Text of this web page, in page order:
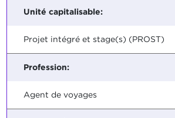
Unité capitalisable:
Projet intégré et stage(s) (PROST)
Profession:
Agent de voyages